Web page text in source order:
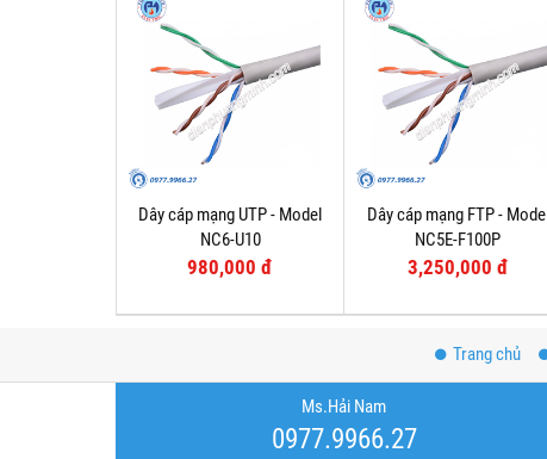
Dây cáp mạng UTP - Model
NC6-U10
980,000 đ
Dây cáp mạng FTP - Model
NC5E-F100P
3,250,000 đ
Trang chủ
Ms.Hải Nam
0977.9966.27